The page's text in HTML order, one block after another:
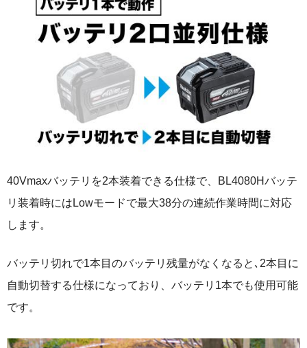
40Vmaxバッテリを2本装着できる仕様で、BL4080Hバッテ
リ装着時にはLowモードで最大38分の連続作業時間に対応
します。
バッテリ切れで1本目のバッテリ残量がなくなると､2本目に
自動切替する仕様になっており、バッテリ1本でも使用可能
です。